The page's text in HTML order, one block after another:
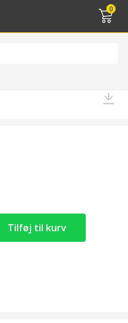
0